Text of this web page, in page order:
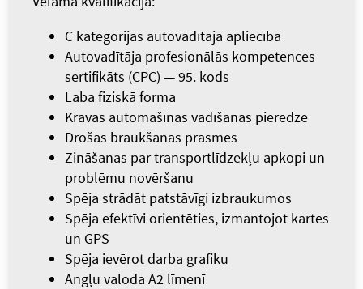
C kategorijas autovadītāja apliecība
Autovadītāja profesionālās kompetences
sertifikāts (CPC) — 95. kods
Laba fiziskā forma
Kravas automašīnas vadīšanas pieredze
Drošas braukšanas prasmes
Zināšanas par transportlīdzekļu apkopi un
problēmu novēršanu
Spēja strādāt patstāvīgi izbraukumos
Spēja efektīvi orientēties, izmantojot kartes
un GPS
Spēja ievērot darba grafiku
Angļu valoda A2 līmenī